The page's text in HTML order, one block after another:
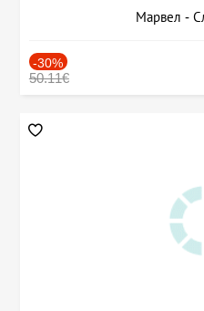
Марвел -
-30%
50.11€